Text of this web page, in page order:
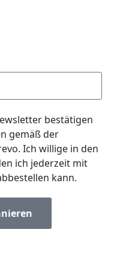
bestätigen
gemäß der
Ich willige in den
ich jederzeit mit
kann.